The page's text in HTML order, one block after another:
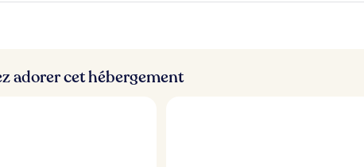
i
adorer cet hébergement